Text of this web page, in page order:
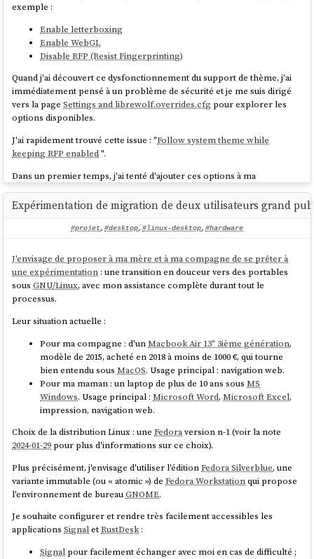
a fait des progrès à ce sujet, un gros travail de refactoring a été fait sur
3 ans (
73 Merge Request
dans gnome-software.
Je pense utiliserBazaar dansProjet 26 - "Expérimentation de migration
de deux utilisateurs grand public vers des laptops sous Fedora" .
exemple :
Enable letterboxing
Enable WebGL
Disable RFP (Resist Fingerprinting)
Quand j'ai découvert ce dysfonctionnement du support de thème, j'ai
immédiatement pensé à un problème de sécurité et je me suis dirigé
vers la pageSettings and librewolf.overrides.cfg pour explorer les
options disponibles.
J'ai rapidement trouvé cette issue : "Follow system theme while
keeping RFP enabled".
Dans un premier temps, j'ai tenté d'ajouter ces options à ma
d", true)
Cela n'a pas fonctionné, le navigateur ignore ces paramètres. Il me
semble que
automatiquement remis à
J'ai ensuite appliqué la configuration suivante :
pref("privacy.fingerprintingProtection.overrid
Cette configuration a bien été prise en compte, mais ce changement
n'a pas résolu le dysfonctionnement.
Ensuite, dans la page
de mon navigateur, j'ai remarqué
qu'en définissant le paramètrebrowser.theme.content-themeà
2, l'adaptation automatique des sites au thème du système fonctionnait
de nouveau.
Cependant, ce paramètre revenait systématiquement à0à chaque
redémarrage deLibreWolf.
Après quelques minutes de recherche, j'ai réalisé que c'était le thème
Expérimentation de migration de deux utilisateurs grand
#projet, #desktop, #linux-desktop, #hardware
J'envisage de proposer à ma mère et à ma compagne de se prêter à
une expérimentation : une transition en douceur vers des portables
sousGNU/Linux, avec mon assistance complète durant tout le
processus.
Leur situation actuelle :
Pour ma compagne : d'unMacbook Air 13" 3ième génération,
modèle de 2015, acheté en 2018 à moins de 1000 €, qui tourne
bien entendu sousMacOS. Usage principal : navigation web.
Pour ma maman : un laptop de plus de 10 ans sousMS
Windows. Usage principal :Microsoft Word,Microsoft Excel,
impression, navigation web.
Choix de la distribution Linux : uneFedoraversion n-1 (voir la note
2024-01-29 pour plus d'informations sur ce choix).
Plus précisément, j'envisage d'utiliser l'éditionFedora Silverblue, une
variante immutable (ou « atomic ») deFedora Workstationqui propose
l'environnement de bureauGNOME.
Je souhaite configurer et rendre très facilement accessibles les
applicationsSignaletRustDesk:
Signal pour facilement échanger avec moi en cas de difficulté ;